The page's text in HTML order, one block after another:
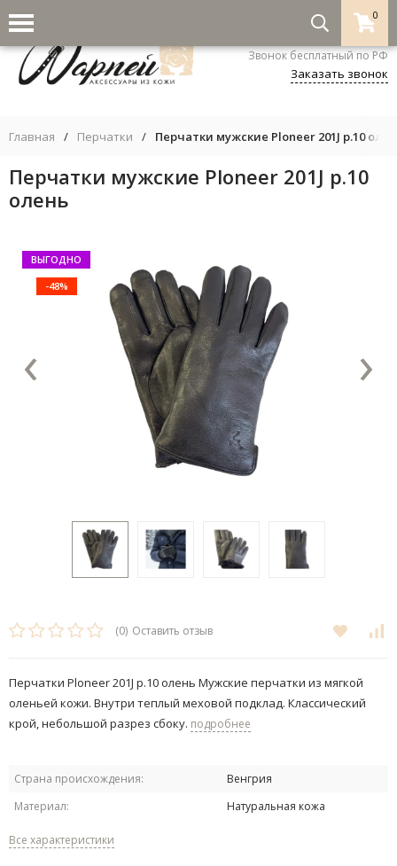
0
8-800-333-5530
Звонок бесплатный по РФ
Заказать звонок
Главная / Перчатки / Перчатки мужские Ploneer 201J р.10
Перчатки мужские Ploneer 201J р.10
олень
ВЫГОДНО
-48%
‹ ›
(0) Оставить отзыв
Перчатки Ploneer 201J р.10 олень Мужские перчатки из мягкой
оленьей кожи. Внутри теплый меховой подклад.​ Классический
крой, небольшой разрез сбоку. подробнее
Страна происхождения:
Венгрия
Материал:
Натуральная кожа
Все характеристики